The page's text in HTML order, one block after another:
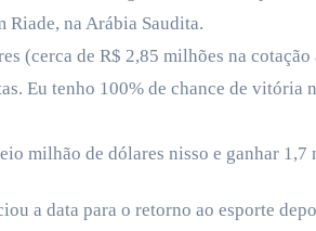
Riade, na Arábia Saudita.
(cerca de R$ 2,85 milhões na
Eu tenho 100% de chance de
milhão de dólares nisso e ganhar
a data para o retorno ao esporte